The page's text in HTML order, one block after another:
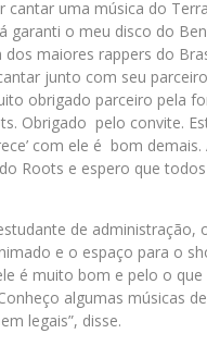
cantar uma música do
garanti o meu disco do
dos maiores rappers do
junto com seu
obrigado parceiro pela
Obrigado pelo convite.
com ele é bom
Roots e espero que
de administração,
e o espaço para o
é muito bom e pelo o
algumas músicas
legais”, disse.